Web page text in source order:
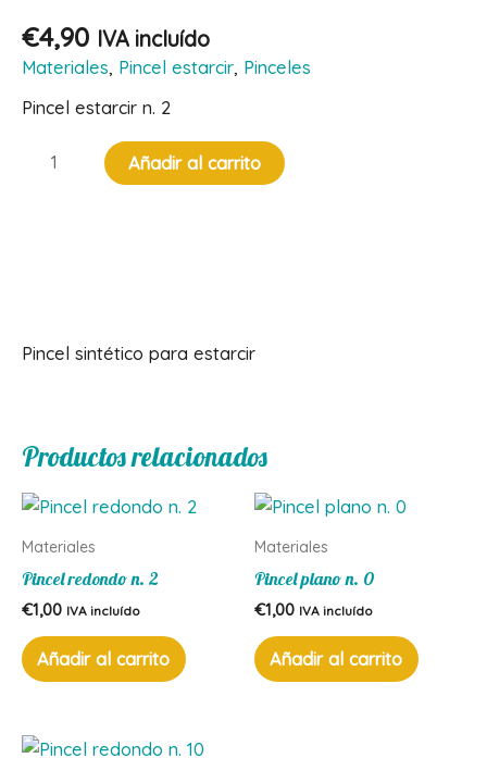
€4,90 IVA incluído
Materiales, Pincel estarcir, Pinceles
Pincel estarcir n. 2
Pincel
Añadir al carrito
Pincel sintético para estarcir
Productos relacionados
Materiales
Pincel redondo n. 2
€1,00 IVA incluído
Añadir al carrito
Materiales
Pincel plano n. 0
€1,00 IVA incluído
Añadir al carrito